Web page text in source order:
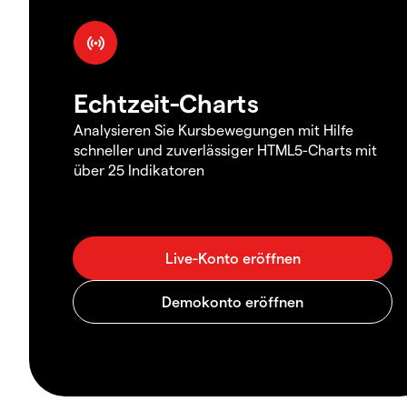
Echtzeit-Charts
Analysieren Sie Kursbewegungen mit Hilfe
schneller und zuverlässiger HTML5-Charts mit
über 25 Indikatoren